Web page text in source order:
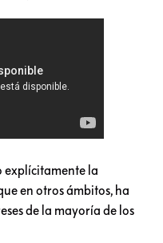
explícitamente la
en otros ámbitos, ha
de la mayoría de los